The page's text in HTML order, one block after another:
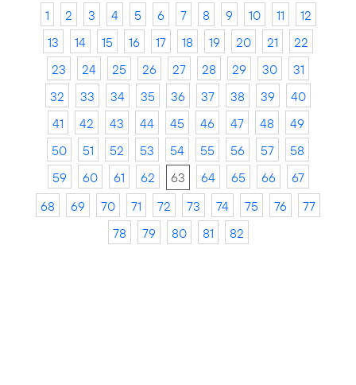
1 2 3 4 5 6 7 8 9 10 11
12
13
14 15 16 17 18 19 20 21
22
23
24 25 26 27 28 29 30
31
32
33 34 35 36 37 38 39
40
41
42 43 44 45 46 47 48
49
50
51 52 53 54 55 56 57
58
59
60 61 62 63 64 65 66
67
68
69 70 71 72 73 74 75 76
77
78
79 80 81 82